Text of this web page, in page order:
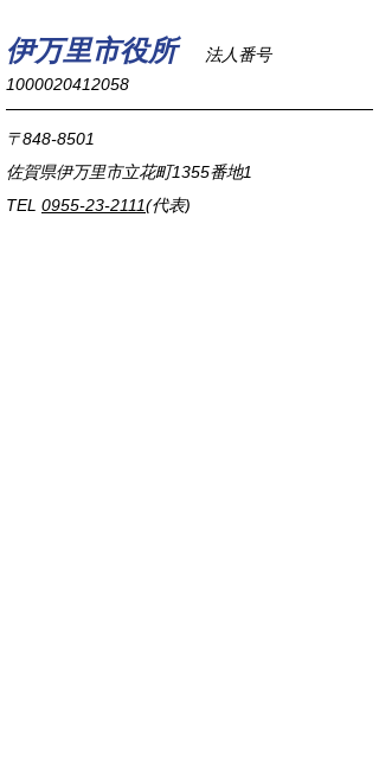
伊万里市役所
法人番号
1000020412058
〒848-8501
佐賀県伊万里市立花町1355番地1
TEL 0955-23-2111(代表)